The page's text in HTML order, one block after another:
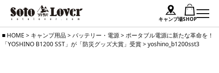
キャンプ場SHOP
Skip
to
HOME > キャンプ用品>バッテリー・電源>ポータブル電源に新たな革命を！
「YOSHINO B1200 SST」が「防災グッズ大賞」受賞>yoshino_b1200sst3